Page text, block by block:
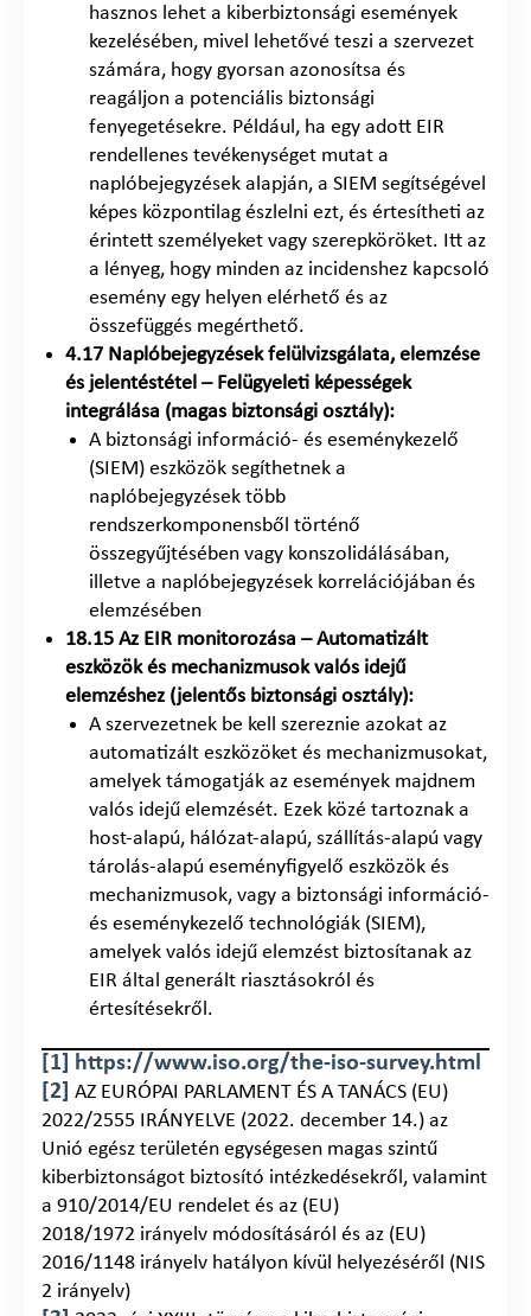
hasznos lehet a kiberbiztonsági események
kezelésében, mivel lehetővé teszi a szervezet
számára, hogy gyorsan azonosítsa és
reagáljon a potenciális biztonsági
fenyegetésekre. Például, ha egy adott EIR
rendellenes tevékenységet mutat a
naplóbejegyzések alapján, a SIEM segítségével
képes központilag észlelni ezt, és értesítheti az
érintett személyeket vagy szerepköröket. Itt az
a lényeg, hogy minden az incidenshez kapcsoló
esemény egy helyen elérhető és az
összefüggés megérthető.
4.17 Naplóbejegyzések felülvizsgálata, elemzése
és jelentéstétel – Felügyeleti képességek
integrálása (magas biztonsági osztály):
A biztonsági információ- és eseménykezelő
(SIEM) eszközök segíthetnek a
naplóbejegyzések több
rendszerkomponensből történő
összegyűjtésében vagy konszolidálásában,
illetve a naplóbejegyzések korrelációjában és
elemzésében
18.15 Az EIR monitorozása – Automatizált
eszközök és mechanizmusok valós idejű
elemzéshez (jelentős biztonsági osztály):
A szervezetnek be kell szereznie azokat az
automatizált eszközöket és mechanizmusokat,
amelyek támogatják az események majdnem
valós idejű elemzését. Ezek közé tartoznak a
host-alapú, hálózat-alapú, szállítás-alapú vagy
tárolás-alapú eseményfigyelő eszközök és
mechanizmusok, vagy a biztonsági információ-
és eseménykezelő technológiák (SIEM),
amelyek valós idejű elemzést biztosítanak az
EIR által generált riasztásokról és
értesítésekről.
[1] https://www.iso.org/the-iso-survey.html
[2] AZ EURÓPAI PARLAMENT ÉS A TANÁCS (EU)
2022/2555 IRÁNYELVE (2022. december 14.) az
Unió egész területén egységesen magas szintű
kiberbiztonságot biztosító intézkedésekről, valamint
a 910/2014/EU rendelet és az (EU)
2018/1972 irányelv módosításáról és az (EU)
2016/1148 irányelv hatályon kívül helyezéséről (NIS
2 irányelv)